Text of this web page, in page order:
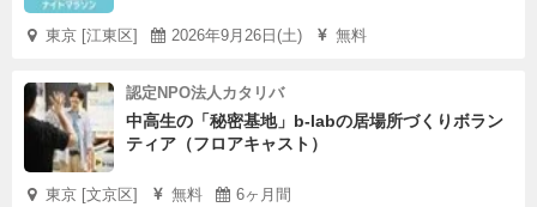
東京 [江東区] 2026年9月26日(土) 無料
認定NPO法人カタリバ
中高生の「秘密基地」b-labの居場所づくりボラン
ティア（フロアキャスト）
東京 [文京区] 無料 6ヶ月間